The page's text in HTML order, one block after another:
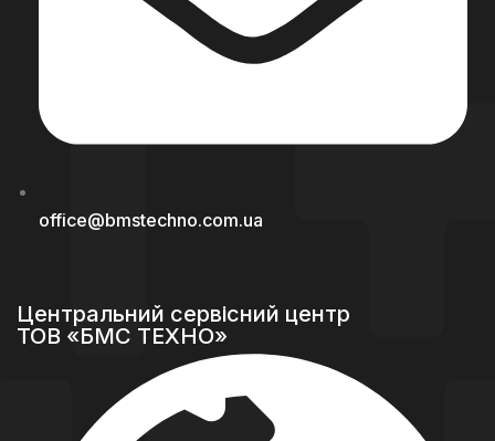
office@bmstechno.com.ua
Центральний сервісний центр
ТОВ «БМС ТЕХНО»